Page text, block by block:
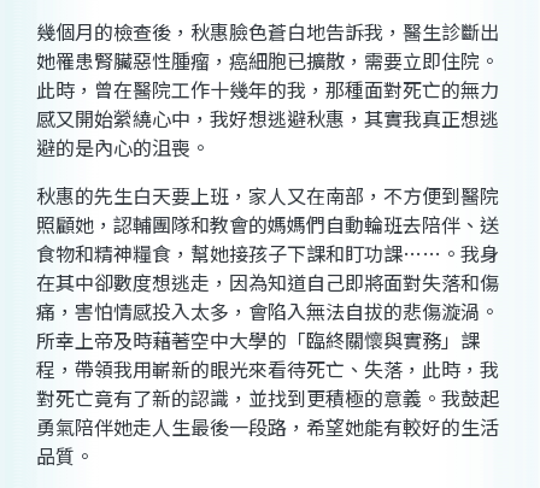
幾個月的檢查後，秋惠臉色蒼白地告訴我，醫生診斷出
她罹患腎臟惡性腫瘤，癌細胞已擴散，需要立即住院。
此時，曾在醫院工作十幾年的我，那種面對死亡的無力
感又開始縈繞心中，我好想逃避秋惠，其實我真正想逃
避的是內心的沮喪。
秋惠的先生白天要上班，家人又在南部，不方便到醫院
照顧她，認輔團隊和教會的媽媽們自動輪班去陪伴、送
食物和精神糧食，幫她接孩子下課和盯功課……。我身
在其中卻數度想逃走，因為知道自己即將面對失落和傷
痛，害怕情感投入太多，會陷入無法自拔的悲傷漩渦。
所幸上帝及時藉著空中大學的「臨終關懷與實務」課
程，帶領我用嶄新的眼光來看待死亡、失落，此時，我
對死亡竟有了新的認識，並找到更積極的意義。我鼓起
勇氣陪伴她走人生最後一段路，希望她能有較好的生活
品質。